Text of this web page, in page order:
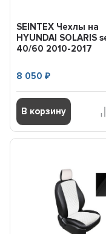
SEINTEX Чехлы на
HYUNDAI SOLARIS
40/60 2010-2017
(85...
8 050₽
В корзину